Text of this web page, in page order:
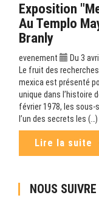
Exposition
Au Templo
Branly
evenement
Du 3
Le fruit des
mexica est présenté
unique dans l’histoire
février 1978, les sous-
l’un des secrets les (…)
Lire la suite
NOUS SUIVRE